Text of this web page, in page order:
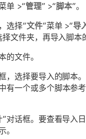
单 >“管理” >“脚本”。
选择“文件”菜单 >“导
文件夹，再导入脚本
的文件。
，选择要导入的脚本。
有一个或多个脚本参
对话框。要查看导入
。